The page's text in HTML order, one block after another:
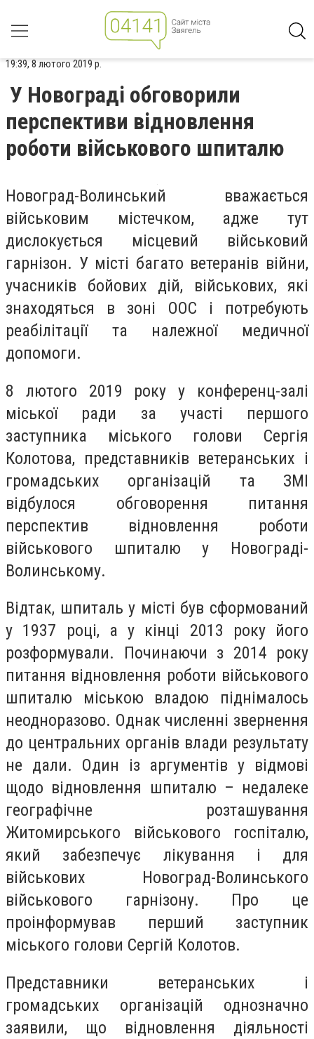
19:39, 8 лютого 2019 р.
У Новограді обговорили
перспективи відновлення
роботи військового шпиталю
Новоград-Волинський вважається
військовим містечком, адже тут
дислокується місцевий військовий
гарнізон. У місті багато ветеранів війни,
учасників бойових дій, військових, які
знаходяться в зоні ООС і потребують
реабілітації та належної медичної
допомоги.
8 лютого 2019 року у конференц-залі
міської ради за участі першого
заступника міського голови Сергія
Колотова, представників ветеранських і
громадських організацій та ЗМІ
відбулося обговорення питання
перспектив відновлення роботи
військового шпиталю у Новограді-
Волинському.
Відтак, шпиталь у місті був сформований
у 1937 році, а у кінці 2013 року його
розформували. Починаючи з 2014 року
питання відновлення роботи військового
шпиталю міською владою піднімалось
неодноразово. Однак численні звернення
до центральних органів влади результату
не дали. Один із аргументів у відмові
щодо відновлення шпиталю – недалеке
географічне розташування
Житомирського військового госпіталю,
який забезпечує лікування і для
військових Новоград-Волинського
військового гарнізону. Про це
проінформував перший заступник
міського голови Сергій Колотов.
Представники ветеранських і
громадських організацій однозначно
заявили, що відновлення діяльності